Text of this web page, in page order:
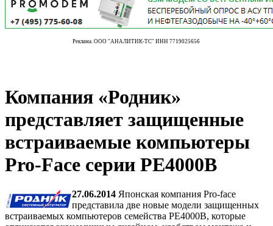
Реклама. ООО "АНАЛИТИК-ТС" ИНН 7719025656
Компания «Родник»
представляет защищенные
встраиваемые компьютеры
Pro-Face серии PE4000B
27.06.2014 Японская компания Pro-face
представила две новые модели защищенных
встраиваемых компьютеров семейства PE4000B, которые